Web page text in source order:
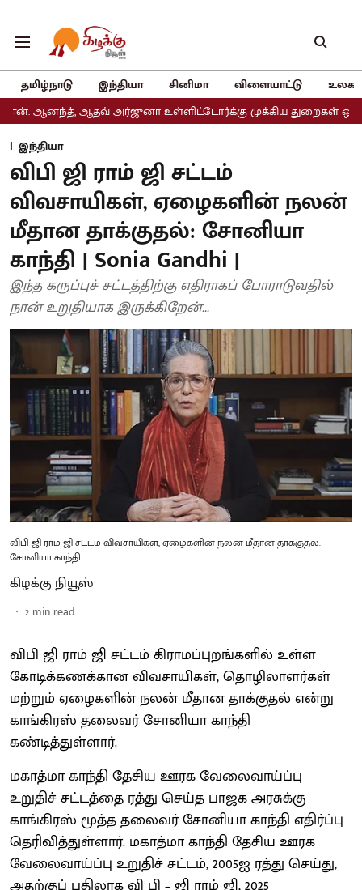
தமிழ்நாடு இந்தியா சினிமா விளையாட்டு
அர்ஜுனா உள்ளிட்டோர்க்கு முக்கிய துறைகள் ஒதுக்கீடு
இந்தியா
விபி ஜி ராம் ஜி சட்டம்
விவசாயிகள், ஏழைகளின் நலன்
மீதான தாக்குதல்: சோனியா
காந்தி | Sonia Gandhi |
இந்த கருப்புச் சட்டத்திற்கு எதிராகப் போராடுவதில்
நான் உறுதியாக இருக்கிறேன்...
விபி ஜி ராம் ஜி சட்டம் விவசாயிகள், ஏழைகளின் நலன் மீதான தாக்குதல்:
சோனியா காந்தி
கிழக்கு நியூஸ்
2 min read
விபி ஜி ராம் ஜி சட்டம் கிராமப்புறங்களில் உள்ள
கோடிக்கணக்கான விவசாயிகள், தொழிலாளர்கள்
மற்றும் ஏழைகளின் நலன் மீதான தாக்குதல் என்று
காங்கிரஸ் தலைவர் சோனியா காந்தி
கண்டித்துள்ளார்.
மகாத்மா காந்தி தேசிய ஊரக வேலைவாய்ப்பு
உறுதிச் சட்டத்தை ரத்து செய்த பாஜக அரசுக்கு
காங்கிரஸ் மூத்த தலைவர் சோனியா காந்தி எதிர்ப்பு
தெரிவித்துள்ளார். மகாத்மா காந்தி தேசிய ஊரக
வேலைவாய்ப்பு உறுதிச் சட்டம், 2005ஐ ரத்து செய்து,